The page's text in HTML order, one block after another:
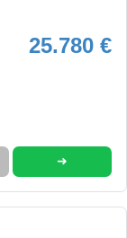
25.780 €
➜